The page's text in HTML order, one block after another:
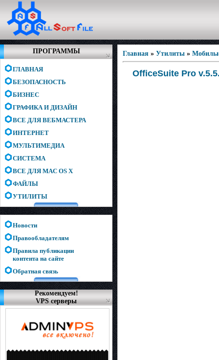
ПРОГРАММЫ
ГЛАВНАЯ
БЕЗОПАСНОСТЬ
БИЗНЕС
ГРАФИКА И ДИЗАЙН
ВСЕ ДЛЯ ВЕБМАСТЕРА
ИНТЕРНЕТ
МУЛЬТИМЕДИА
СИСТЕМА
ВСЕ ДЛЯ MAC OS X
ФАЙЛЫ
УТИЛИТЫ
Новости
Правообладателям
Правила публикации
контента на сайте
Обратная связь
Рекомендуем!
VPS серверы
Главная » Утилиты »
OfficeSuite Pro